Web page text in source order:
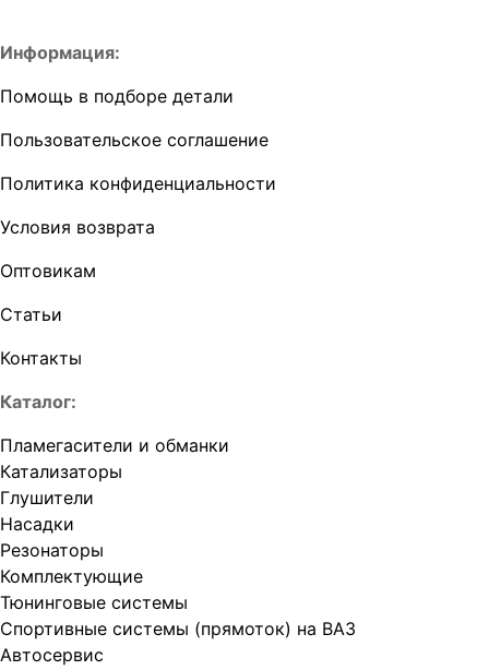
Информация:
Помощь в подборе детали
Пользовательское соглашение
Политика конфиденциальности
Условия возврата
Оптовикам
Статьи
Контакты
Каталог:
Пламегасители и обманки
Катализаторы
Глушители
Насадки
Резонаторы
Комплектующие
Тюнинговые системы
Спортивные системы (прямоток) на ВАЗ
Автосервис